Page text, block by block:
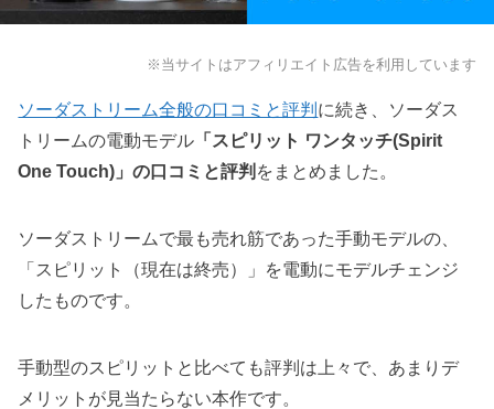
※当サイトはアフィリエイト広告を利用しています
ソーダストリーム全般の口コミと評判に続き、ソーダス
トリームの電動モデル 「スピリット ワンタッチ(Spirit
One Touch)」の口コミと評判 をまとめました。
ソーダストリームで最も売れ筋であった手動モデルの、
「スピリット（現在は終売）」を電動にモデルチェンジ
したものです。
手動型のスピリットと比べても評判は上々で、あまりデ
メリットが見当たらない本作です。